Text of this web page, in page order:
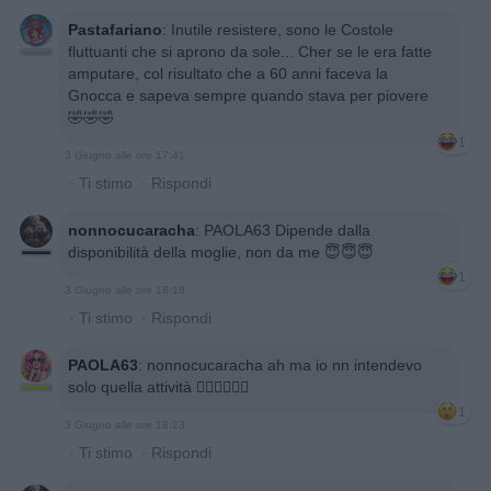
Pastafariano: Inutile resistere, sono le Costole
fluttuanti che si aprono da sole... Cher se le era fatte
amputare, col risultato che a 60 anni faceva la
Gnocca e sapeva sempre quando stava per piovere
🤣🤣🤣
1
3 Giugno alle ore 17:41
· Ti stimo · Rispondi
nonnocucaracha: PAOLA63 Dipende dalla
disponibilità della moglie, non da me 😇😇😇
1
3 Giugno alle ore 18:18
· Ti stimo · Rispondi
PAOLA63: nonnocucaracha ah ma io nn intendevo
solo quella attività 🤦🏻‍♀️🤦🏻‍♀️
1
3 Giugno alle ore 18:23
· Ti stimo · Rispondi